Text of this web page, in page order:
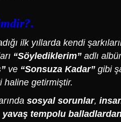
.
ilk yıllarda kendi
“Söylediklerim” adlı
ve “Sonsuza Kadar” gibi
haline getirmiştir.
sosyal sorunlar,
yavaş tempolu